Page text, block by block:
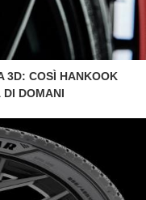
3D: COSÌ HANKOOK
DOMANI